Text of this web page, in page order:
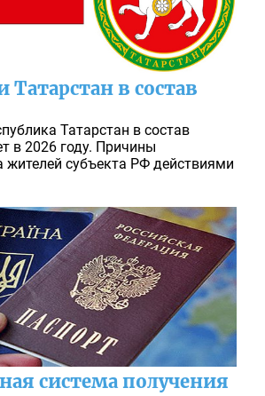
Татарстан в состав
Татарстан в состав
в 2026 году. Причины
жителей субъекта РФ действиями
система получения